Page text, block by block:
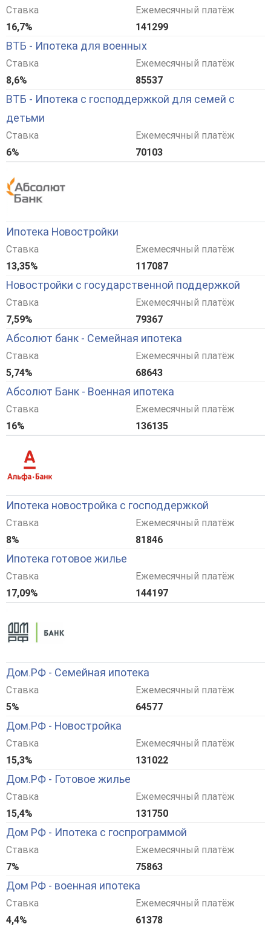
Ставка
16,7%
Ежемесячный платёж
141299
ВТБ - Ипотека для военных
Ставка
8,6%
Ежемесячный платёж
85537
ВТБ - Ипотека с господдержкой для семей с
детьми
Ставка
6%
Ежемесячный платёж
70103
Ипотека Новостройки
Ставка
13,35%
Ежемесячный платёж
117087
Новостройки с государственной поддержкой
Ставка
7,59%
Ежемесячный платёж
79367
Абсолют банк - Семейная ипотека
Ставка
5,74%
Ежемесячный платёж
68643
Абсолют Банк - Военная ипотека
Ставка
16%
Ежемесячный платёж
136135
Ипотека новостройка с господдержкой
Ставка
8%
Ежемесячный платёж
81846
Ипотека готовое жилье
Ставка
17,09%
Ежемесячный платёж
144197
Дом.РФ - Семейная ипотека
Ставка
5%
Ежемесячный платёж
64577
Дом.РФ - Новостройка
Ставка
15,3%
Ежемесячный платёж
131022
Дом.РФ - Готовое жилье
Ставка
15,4%
Ежемесячный платёж
131750
Дом РФ - Ипотека с госпрограммой
Ставка
7%
Ежемесячный платёж
75863
Дом РФ - военная ипотека
Ставка
4,4%
Ежемесячный платёж
61378